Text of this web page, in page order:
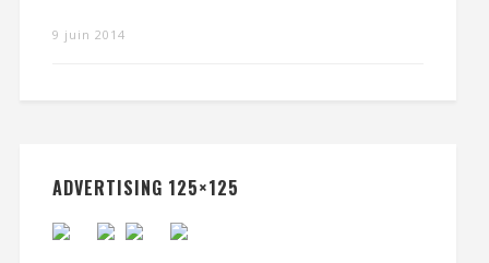
9 juin 2014
ADVERTISING 125×125